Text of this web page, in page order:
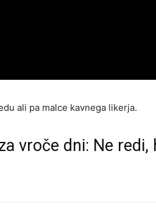
ali pa malce kavnega likerja.
vroče dni: Ne